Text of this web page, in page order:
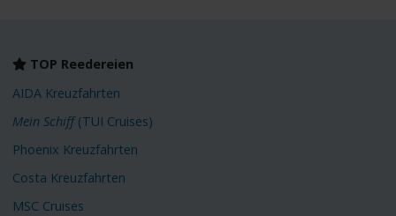
TOP Reedereien
AIDA Kreuzfahrten
Mein Schiff(TUI Cruises)
Phoenix Kreuzfahrten
Costa Kreuzfahrten
MSC Cruises